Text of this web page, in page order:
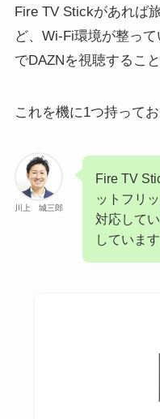
Fire TV Stickがあれば
ど、Wi-Fi環境が整っ
でDAZNを視聴するこ
これを機に1つ持って
川上 城三郎
Fire TV
ットフリ
対応して
しています